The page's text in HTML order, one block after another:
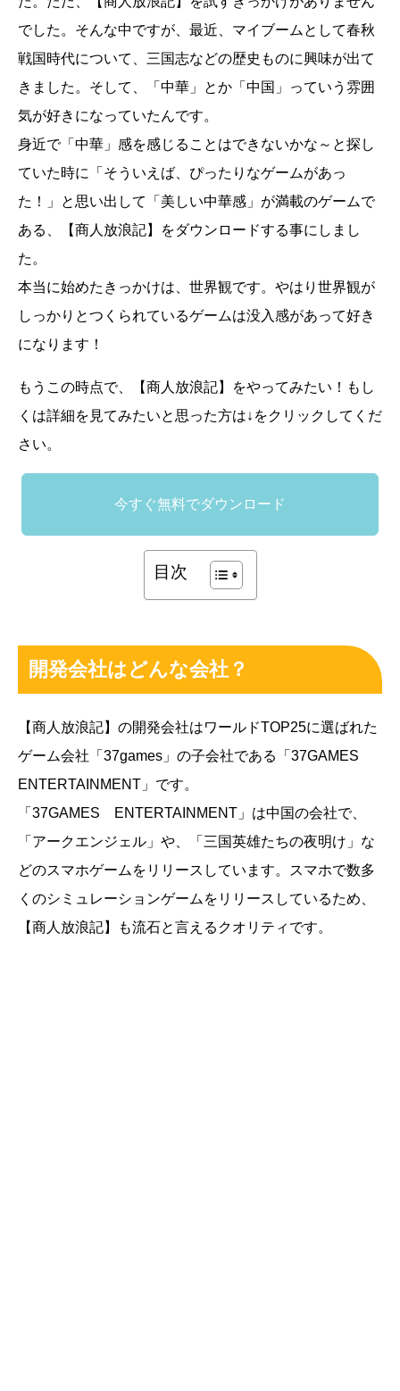
でした。そんな中ですが、最近、マイブームとして春秋
戦国時代について、三国志などの歴史ものに興味が出て
きました。そして、「中華」とか「中国」っていう雰囲
気が好きになっていたんです。
身近で「中華」感を感じることはできないかな～と探し
ていた時に「そういえば、ぴったりなゲームがあっ
た！」と思い出して「美しい中華感」が満載のゲームで
ある、【商人放浪記】をダウンロードする事にしまし
た。
本当に始めたきっかけは、世界観です。やはり世界観が
しっかりとつくられているゲームは没入感があって好き
になります！
もうこの時点で、【商人放浪記】をやってみたい！もし
くは詳細を見てみたいと思った方は↓をクリックしてくだ
さい。
今すぐ無料でダウンロード
目次
開発会社はどんな会社？
【商人放浪記】の開発会社はワールドTOP25に選ばれた
ゲーム会社「37games」の子会社である「37GAMES
ENTERTAINMENT」です。
「37GAMES ENTERTAINMENT」は中国の会社で、
「アークエンジェル」や、「三国英雄たちの夜明け」な
どのスマホゲームをリリースしています。スマホで数多
くのシミュレーションゲームをリリースしているため、
【商人放浪記】も流石と言えるクオリティです。